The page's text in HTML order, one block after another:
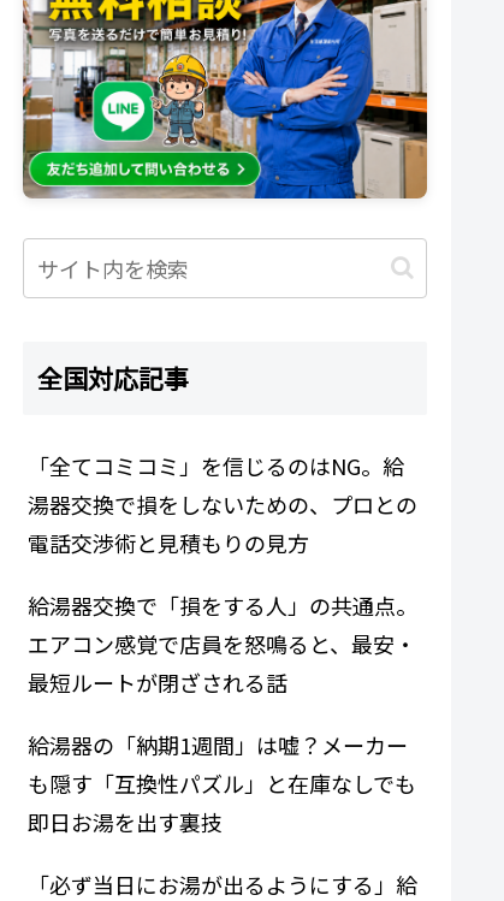
全国対応記事
「全てコミコミ」を信じるのはNG。給
湯器交換で損をしないための、プロとの
電話交渉術と見積もりの見方
給湯器交換で「損をする人」の共通点。
エアコン感覚で店員を怒鳴ると、最安・
最短ルートが閉ざされる話
給湯器の「納期1週間」は嘘？メーカー
も隠す「互換性パズル」と在庫なしでも
即日お湯を出す裏技
「必ず当日にお湯が出るようにする」給